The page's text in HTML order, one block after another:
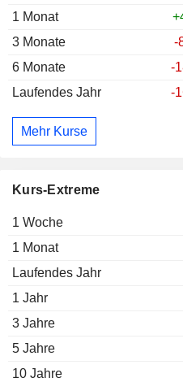
1 Monat
3 Monate
-
6 Monate
-
Laufendes Jahr
-
Mehr Kurse
Kurs-Extreme
1 Woche
1 Monat
Laufendes Jahr
1 Jahr
3 Jahre
5 Jahre
10 Jahre